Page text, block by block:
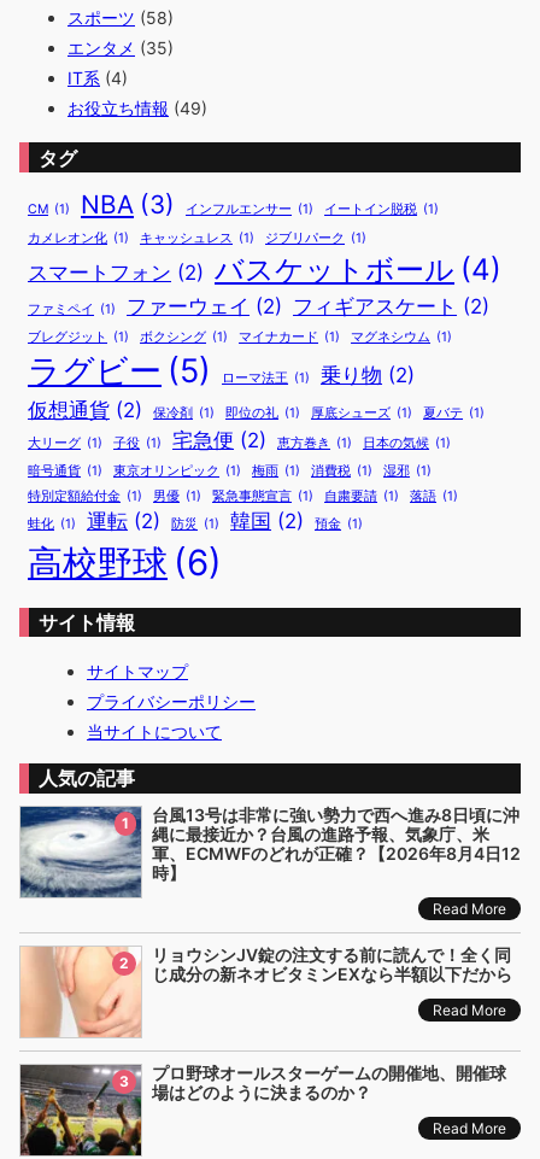
スポーツ (58)
エンタメ (35)
IT系 (4)
お役立ち情報 (49)
タグ
CM (1) NBA (3) インフルエンサー (1) イートイン脱税 (1)
カメレオン化 (1) キャッシュレス (1) ジブリパーク (1)
スマートフォン (2) バスケットボール (4)
ファミペイ (1) ファーウェイ (2) フィギアスケート (2)
ブレグジット (1) ボクシング (1) マイナカード (1) マグネシウム (1)
ラグビー (5) ローマ法王 (1) 乗り物 (2)
仮想通貨 (2) 保冷剤 (1) 即位の礼 (1) 厚底シューズ (1) 夏バテ (1)
大リーグ (1) 子役 (1) 宅急便 (2) 恵方巻き (1) 日本の気候 (1)
暗号通貨 (1) 東京オリンピック (1) 梅雨 (1) 消費税 (1) 湿邪 (1)
特別定額給付金 (1) 男優 (1) 緊急事態宣言 (1) 自粛要請 (1) 落語 (1)
蛙化 (1) 運転 (2) 防災 (1) 韓国 (2) 預金 (1)
高校野球 (6)
サイト情報
サイトマップ
プライバシーポリシー
当サイトについて
人気の記事
1
台風13号は非常に強い勢力で西へ進み8日頃に沖
縄に最接近か？台風の進路予報、気象庁、米
軍、ECMWFのどれが正確？【2026年8月4日12
時】
Read More
2
リョウシンJV錠の注文する前に読んで！全く同
じ成分の新ネオビタミンEXなら半額以下だから
Read More
3
プロ野球オールスターゲームの開催地、開催球
場はどのように決まるのか？
Read More